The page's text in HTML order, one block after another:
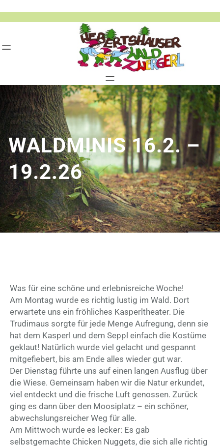
WALDMINIS 16.2. –
19.2.26
Was für eine schöne und erlebnisreiche Woche!
Am Montag wurde es richtig lustig im Wald. Dort
erwartete uns ein fröhliches Kasperltheater. Die
Trudimaus sorgte für jede Menge Aufregung, denn sie
hat dem Kasperl und dem Seppl einfach die Kostüme
geklaut! Natürlich wurde viel gelacht und gespannt
mitgefiebert, bis am Ende alles wieder gut war.
Der Dienstag führte uns auf einen langen Ausflug über
die Wiese. Gemeinsam haben wir die Natur erkundet,
viel entdeckt und die frische Luft genossen. Zurück
ging es dann über den Moosiplatz – ein schöner,
abwechslungsreicher Weg für alle.
Am Mittwoch wurde es lecker: Es gab
selbstgemachte Chicken Nuggets, die sich alle richtig